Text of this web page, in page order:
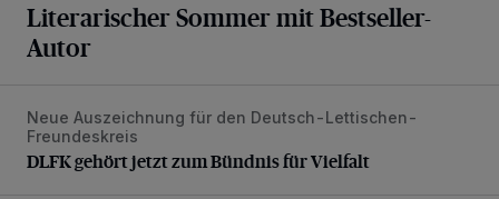
Literarischer Sommer mit Bestseller-
Autor
DLFK gehört jetzt zum Bündnis für Vielfalt
Neue Auszeichnung für den Deutsch-Lettischen-
Freundeskreis
DLFK gehört jetzt zum Bündnis für Vielfalt